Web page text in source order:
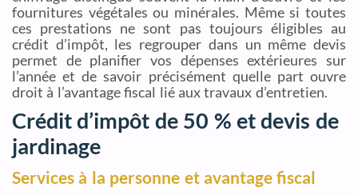
fournitures végétales ou minérales. Même si toutes
ces prestations ne sont pas toujours éligibles au
crédit d’impôt, les regrouper dans un même devis
permet de planifier vos dépenses extérieures sur
l’année et de savoir précisément quelle part ouvre
droit à l’avantage fiscal lié aux travaux d’entretien.
Crédit d’impôt de 50 % et devis de
jardinage
Services à la personne et avantage fiscal